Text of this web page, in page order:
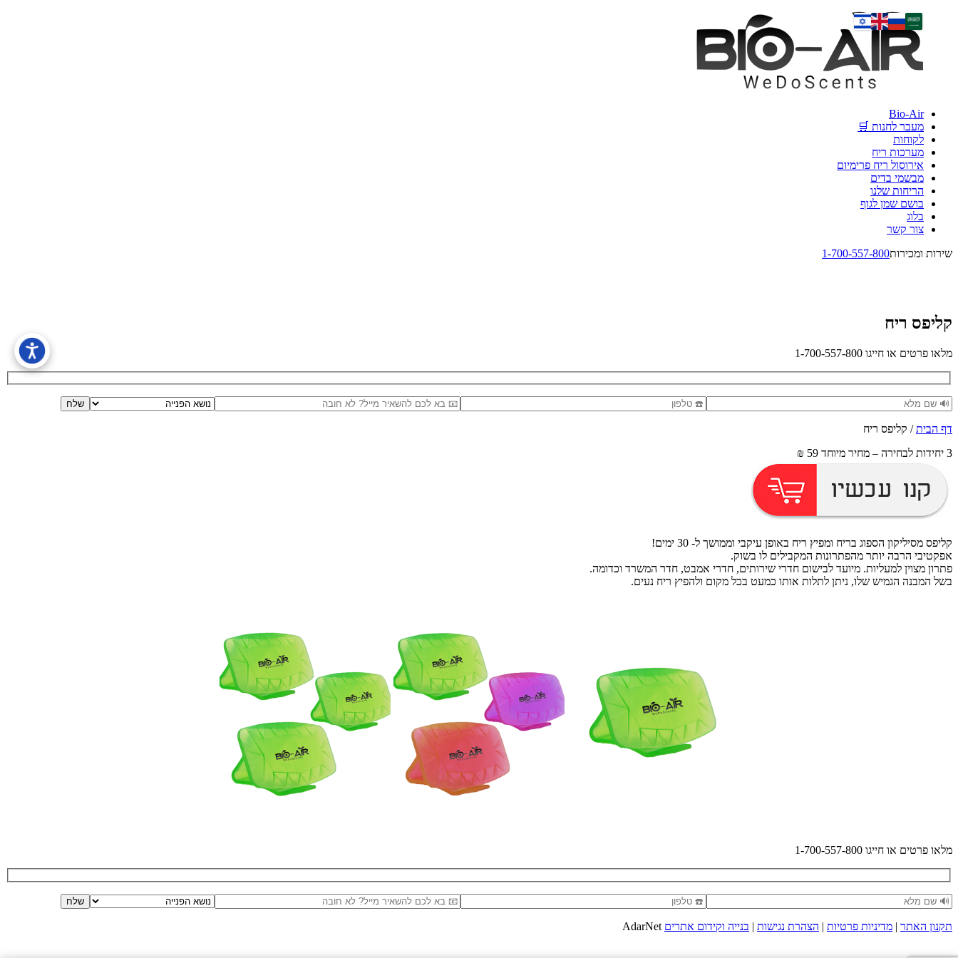
Bio-Air
מעבר לחנות 🛒
לקוחות
מערכות ריח
אירוסול ריח פרימיום
מבשמי בדים
הריחות שלנו
בושם שמן לגוף
בלוג
צור קשר
שירות ומכירות1-700-557-800
קליפס ריח
מלאו פרטים או חייגו 1-700-557-800
דף הבית/ קליפס ריח
3 יחידות לבחירה – מחיר מיוחד 59 ₪
קליפס מסיליקון הספוג בריח ומפיץ ריח באופן עיקבי וממושך ל- 30 ימים!
אפקטיבי הרבה יותר מהפתרונות המקבילים לו בשוק.
פתרון מצוין למעליות. מיועד לבישום חדרי שירותים, חדרי אמבט, חדר המשרד וכדומה.
בשל המבנה הגמיש שלו, ניתן לתלות אותו כמעט בכל מקום ולהפיץ ריח נעים.
מלאו פרטים או חייגו 1-700-557-800
תקנון האתר | מדיניות פרטיות | הצהרת נגישות | בנייה וקידום אתרים